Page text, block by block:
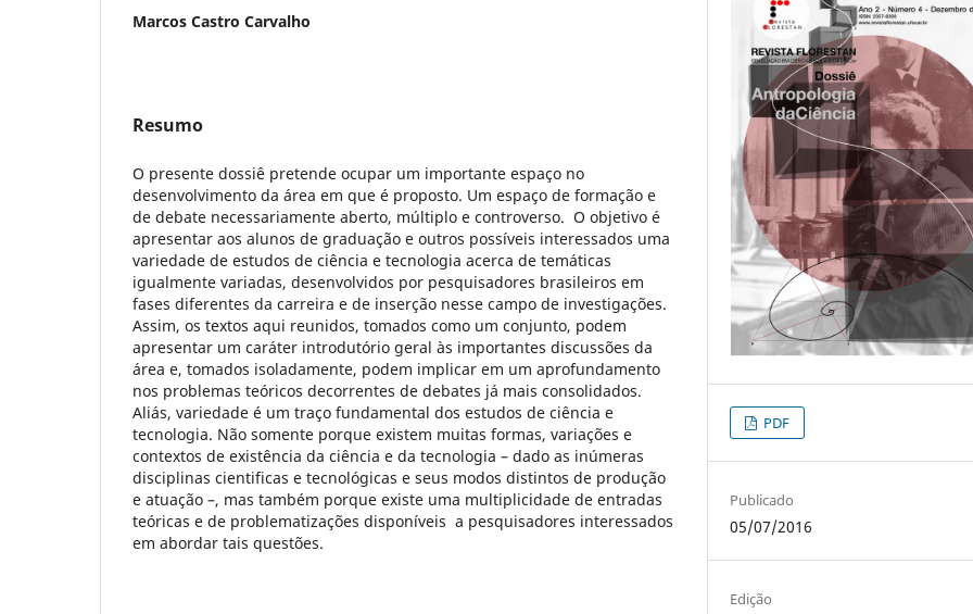
Marcos Castro Carvalho
Resumo
O presente dossiê pretende ocupar um importante espaço no
desenvolvimento da área em que é proposto. Um espaço de formação e
de debate necessariamente aberto, múltiplo e controverso. O objetivo é
apresentar aos alunos de graduação e outros possíveis interessados uma
variedade de estudos de ciência e tecnologia acerca de temáticas
igualmente variadas, desenvolvidos por pesquisadores brasileiros em
fases diferentes da carreira e de inserção nesse campo de investigações.
Assim, os textos aqui reunidos, tomados como um conjunto, podem
apresentar um caráter introdutório geral às importantes discussões da
área e, tomados isoladamente, podem implicar em um aprofundamento
nos problemas teóricos decorrentes de debates já mais consolidados.
Aliás, variedade é um traço fundamental dos estudos de ciência e
tecnologia. Não somente porque existem muitas formas, variações e
contextos de existência da ciência e da tecnologia – dado as inúmeras
disciplinas cientificas e tecnológicas e seus modos distintos de produção
e atuação –, mas também porque existe uma multiplicidade de entradas
teóricas e de problematizações disponíveis a pesquisadores interessados
em abordar tais questões.
PDF
Publicado
05/07/2016
Edição